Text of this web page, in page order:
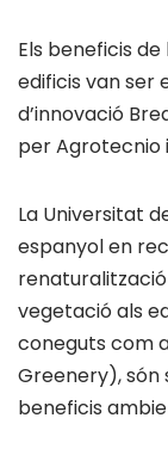
Els beneficis
edificis van ser
d’innovació
per Agrotecnio
La Universitat
espanyol en
vegetació als
coneguts com
Greenery), són
beneficis